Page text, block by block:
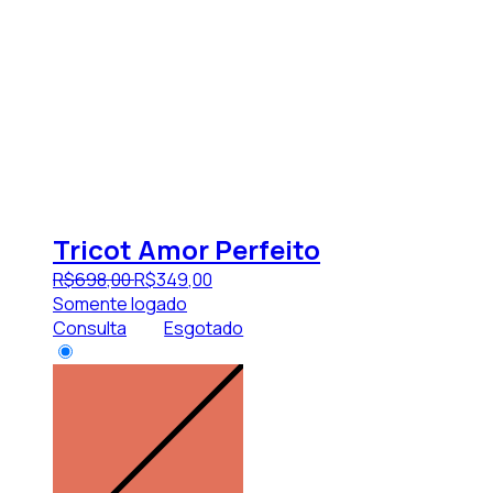
Tricot Amor Perfeito
R$698,00R$349,00
Somente logado
Consulta
Esgotado